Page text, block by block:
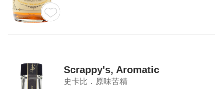
Scrappy's, Aromatic
史卡比．原味苦精